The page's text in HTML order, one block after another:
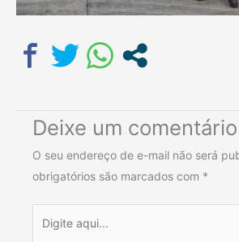
Deixe um comentário
O seu endereço de e-mail não será
obrigatórios são marcados com *
aqui...